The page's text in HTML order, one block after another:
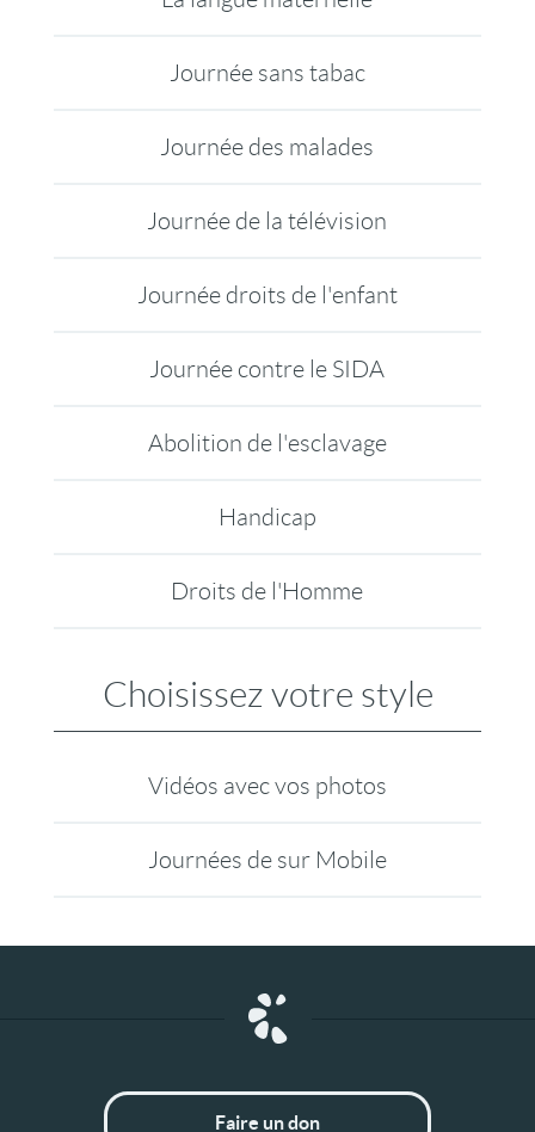
Journée sans tabac
Journée des malades
Journée de la télévision
Journée droits de l'enfant
Journée contre le SIDA
Abolition de l'esclavage
Handicap
Droits de l'Homme
Choisissez votre style
Vidéos avec vos photos
Journées de sur Mobile
Faire un don